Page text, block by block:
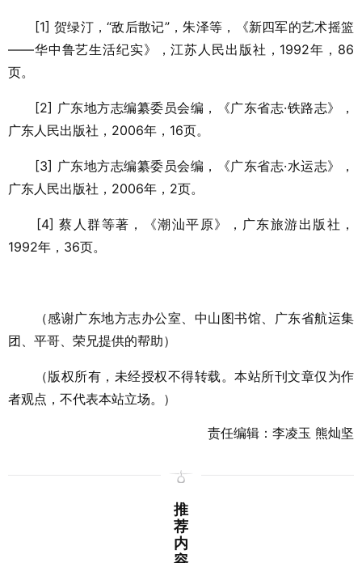
[1] 贺绿汀，“敌后散记”，朱泽等，《新四军的艺术摇篮
——华中鲁艺生活纪实》，江苏人民出版社，1992年，86
页。
[2] 广东地方志编纂委员会编，《广东省志·铁路志》，
广东人民出版社，2006年，16页。
[3] 广东地方志编纂委员会编，《广东省志·水运志》，
广东人民出版社，2006年，2页。
[4] 蔡人群等著，《潮汕平原》，广东旅游出版社，
1992年，36页。
（感谢广东地方志办公室、中山图书馆、广东省航运集
团、平哥、荣兄提供的帮助）
（版权所有，未经授权不得转载。本站所刊文章仅为作
者观点，不代表本站立场。）
责任编辑：李凌玉 熊灿坚
推
荐
内